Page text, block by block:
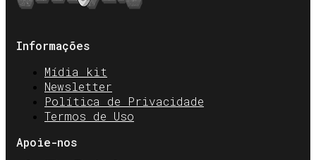
Informações
Mídia kit
Newsletter
Política de Privacidade
Termos de Uso
Apoie-nos